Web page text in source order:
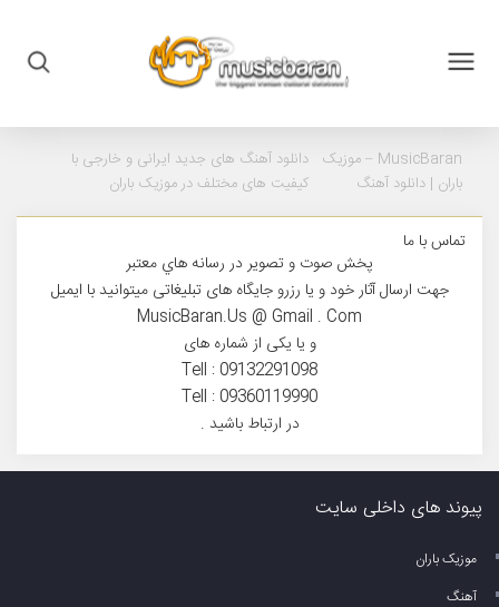
MusicBaran – موزیک
باران | دانلود آهنگ
دانلود آهنگ های جدید ایرانی و خارجی با
کیفیت های مختلف در موزیک باران
تماس با ما
پخش صوت و تصوير در رسانه هاي معتبر
جهت ارسال آثار خود و یا رزرو جایگاه های تبلیغاتی میتوانید با ایمیل
MusicBaran.Us @ Gmail . Com
و یا یکی از شماره های
Tell : 09132291098
Tell : 09360119990
در ارتباط باشید .
پیوند های داخلی سایت
موزیک باران
آهنگ